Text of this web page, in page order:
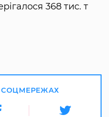
368 тис. т
СОЦМЕРЕЖАХ